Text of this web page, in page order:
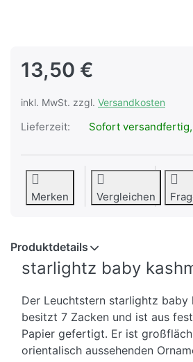
13,50 €
inkl. MwSt. zzgl. Versandkosten
Lieferzeit: Sofort versandfertig,
Merken Vergleichen
Produktdetails
starlightz baby
Der Leuchtstern starlightz baby
besitzt 7 Zacken und ist aus
Papier gefertigt. Er ist
orientalisch aussehenden